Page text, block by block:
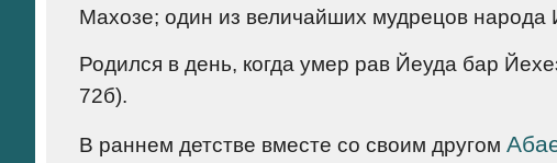
Махозе; один из величайших мудрецов народа
Родился в день, когда умер рав Йеуда бар
72б).
В раннем детстве вместе со своим другом